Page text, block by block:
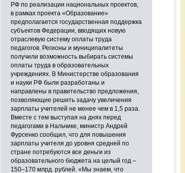
РФ по реализации национальных проектов,
в рамках проекта «Образование»
предполагается государственная поддержка
субъектов Федерации, вводящих новую
отраслевую систему оплаты труда
педагогов. Регионы и муниципалитеты
получили возможность выбирать системы
оплаты труда в образовательных
учреждениях. В Министерстве образования
и науки РФ были разработаны и
направлены в правительство предложения,
позволяющие решить задачу увеличения
зарплаты учителей не менее чем в 1,5 раза.
Вместе с тем выступая на днях перед
педагогами в Нальчике, министр Андрей
Фурсенко сообщил, что для повышения
зарплаты учителя до уровня средней по
стране потребуются все деньги из
образовательного бюджета на целый год –
150–170 млрд. рублей. «Мы знаем, что